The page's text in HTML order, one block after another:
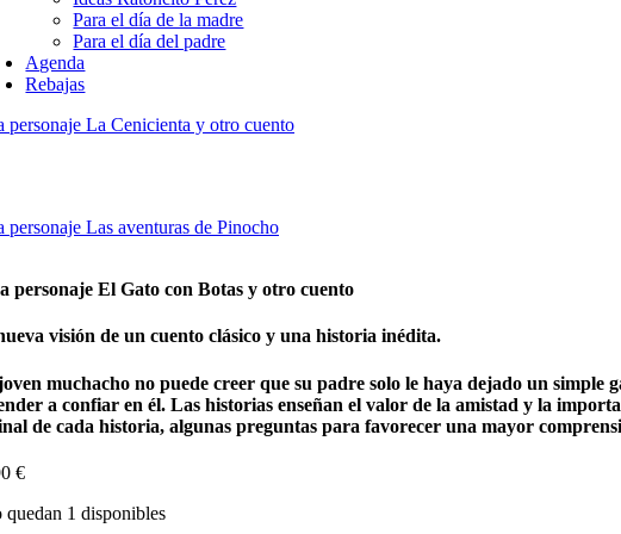
Para el día de la madre
Para el día del padre
Agenda
Rebajas
personaje La Cenicienta y otro cuento
personaje Las aventuras de Pinocho
personaje El Gato con Botas y otro cuento
visión de un cuento clásico y una historia inédita.
muchacho no puede creer que su padre solo le haya dejado un simple
a confiar en él. Las historias enseñan el valor de la amistad y la
de cada historia, algunas preguntas para favorecer una mayor
€
quedan 1 disponibles